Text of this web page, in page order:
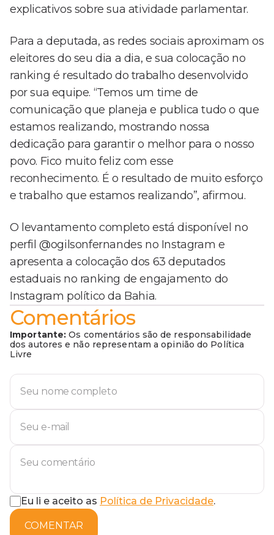
explicativos sobre sua atividade parlamentar.
Para a deputada, as redes sociais aproximam os
eleitores do seu dia a dia, e sua colocação no
ranking é resultado do trabalho desenvolvido
por sua equipe. “Temos um time de
comunicação que planeja e publica tudo o que
estamos realizando, mostrando nossa
dedicação para garantir o melhor para o nosso
povo. Fico muito feliz com esse
reconhecimento. É o resultado de muito esforço
e trabalho que estamos realizando”, afirmou.
O levantamento completo está disponível no
perfil @ogilsonfernandes no Instagram e
apresenta a colocação dos 63 deputados
estaduais no ranking de engajamento do
Instagram político da Bahia.
Comentários
Importante: Os comentários são de responsabilidade
dos autores e não representam a opinião do Política
Livre
Eu li e aceito as Política de Privacidade.
COMENTAR